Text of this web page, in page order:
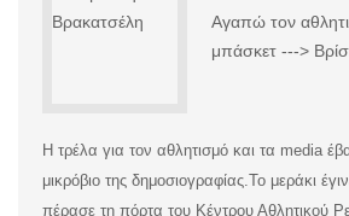
Αγαπώ τον
μπάσκετ --->
Η τρέλα για τον αθλητισμό και τα media
μικρόβιο της δημοσιογραφίας. Το μεράκι
πέρασε τη πόρτα του Κέντρου Αθλητικού